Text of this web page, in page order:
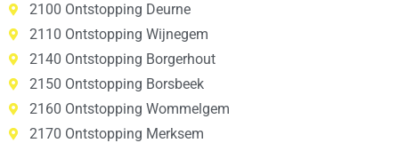
2100 Ontstopping Deurne
2110 Ontstopping Wijnegem
2140 Ontstopping Borgerhout
2150 Ontstopping Borsbeek
2160 Ontstopping Wommelgem
2170 Ontstopping Merksem